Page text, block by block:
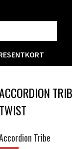
TWIST
Tribe